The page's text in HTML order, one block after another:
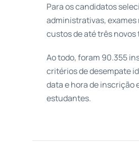
Para os candidatos
administrativas, exames
custos de até três novos
Ao todo, foram 90.355
critérios de desempate
data e hora de inscrição
estudantes.